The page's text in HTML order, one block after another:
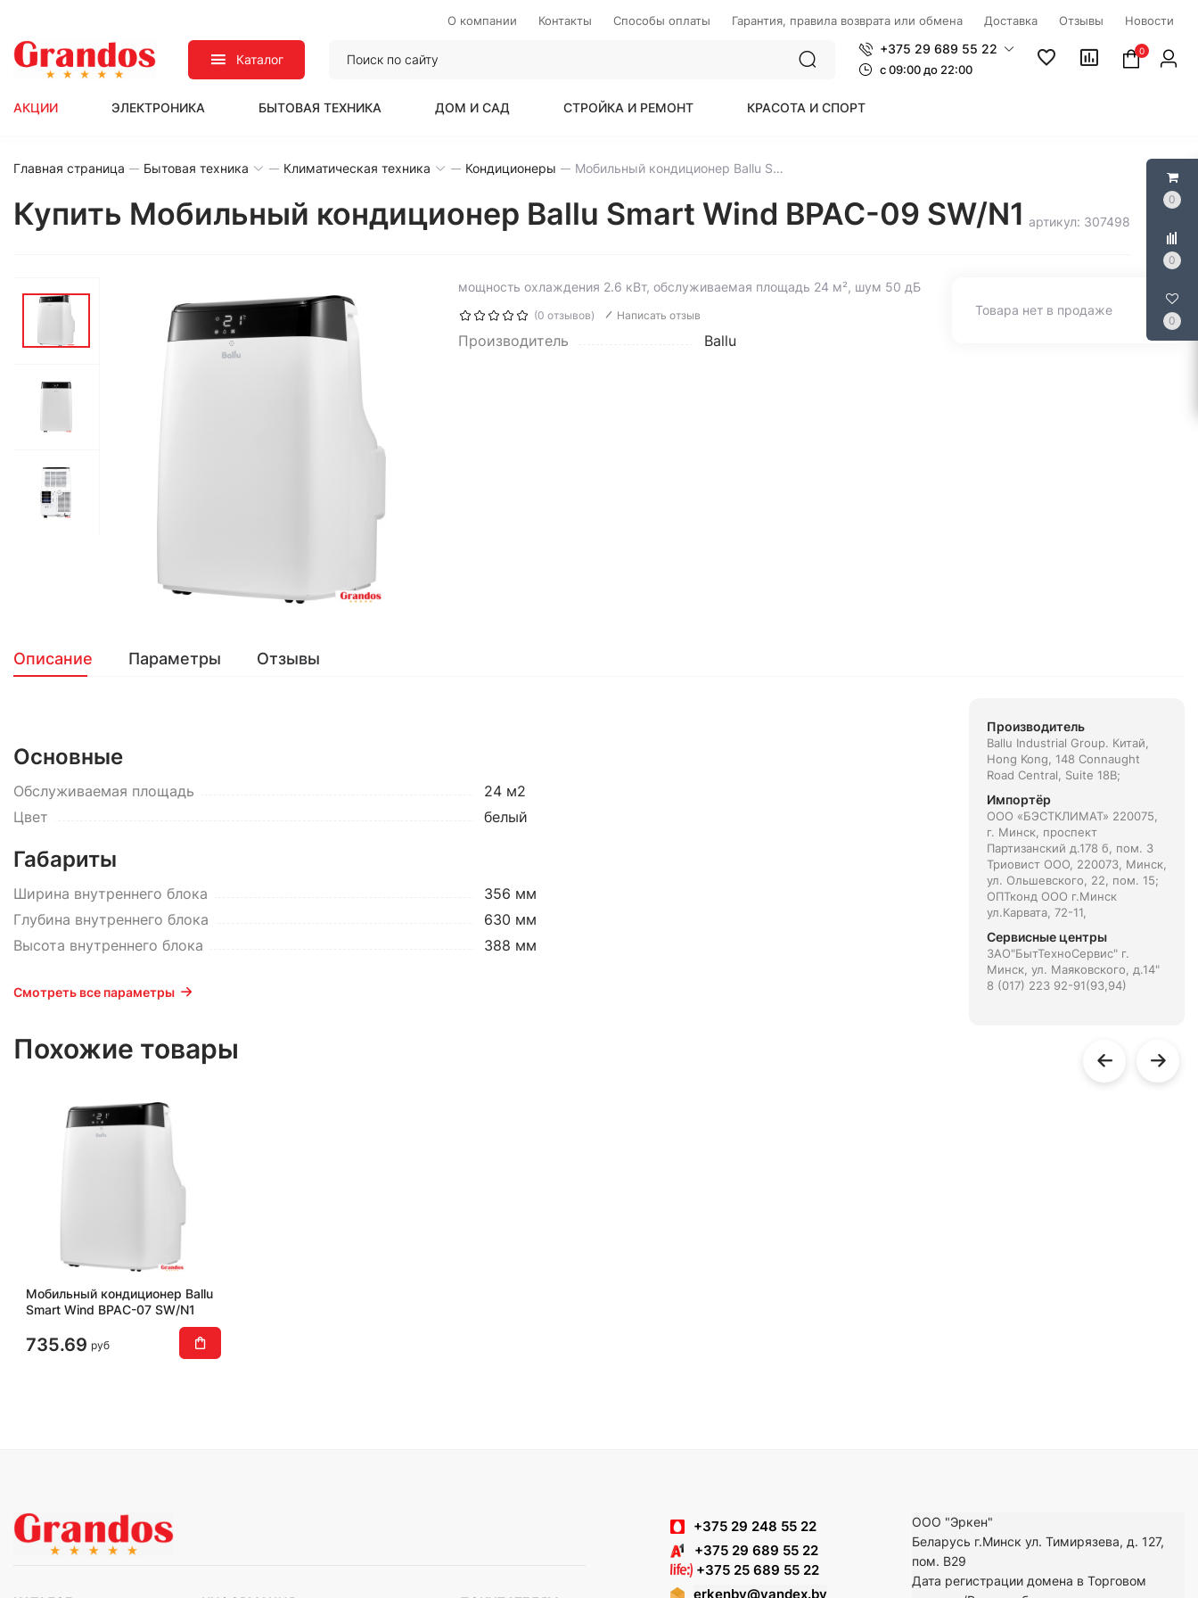
0
0
0
О компании Контакты Способы оплаты Гарантия, правила возврата или обмена Доставка Отзывы Новости
Каталог
+375 29 689 55 22
c 09:00 до 22:00
0
АКЦИИ ЭЛЕКТРОНИКА БЫТОВАЯ ТЕХНИКА ДОМ И САД СТРОЙКА И РЕМОНТ КРАСОТА И СПОРТ
Главная страница Бытовая техника Климатическая техника Кондиционеры Мобильный кондиционер Ballu Smart Wind BPAC-09 SW/N1
Купить Мобильный кондиционер Ballu Smart Wind BPAC-09 SW/N1 артикул: 307498
мощность охлаждения 2.6 кВт, обслуживаемая площадь 24 м², шум 50 дБ
(0 отзывов) Написать отзыв
Производитель Ballu
Товара нет в продаже
Описание Параметры Отзывы
Основные
Обслуживаемая площадь
24 м2
Цвет
белый
Габариты
Ширина внутреннего блока
356 мм
Глубина внутреннего блока
630 мм
Высота внутреннего блока
388 мм
Смотреть все параметры
Производитель
Ballu Industrial Group. Китай,
Hong Kong, 148 Connaught
Road Central, Suite 18B;
Импортёр
ООО «БЭСТКЛИМАТ» 220075,
г. Минск, проспект
Партизанский д.178 б, пом. 3
Триовист ООО, 220073, Минск,
ул. Ольшевского, 22, пом. 15;
ОПТконд ООО г.Минск
ул.Карвата, 72-11,
Сервисные центры
ЗАО"БытТехноСервис" г.
Минск, ул. Маяковского, д.14"
8 (017) 223 92-91(93,94)
Похожие товары
Мобильный кондиционер Ballu
Smart Wind BPAC-07 SW/N1
735.69 руб
+375 29 248 55 22
+375 29 689 55 22
+375 25 689 55 22
erkenby@yandex.by
ООО "Эркен"
Беларусь г.Минск ул. Тимирязева, д. 127,
пом. В29
Дата регистрации домена в Торговом